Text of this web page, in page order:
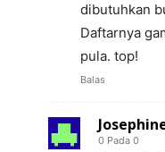
dibutuhkan
Daftarnya
pula. top!
Balas
0 Pada 0